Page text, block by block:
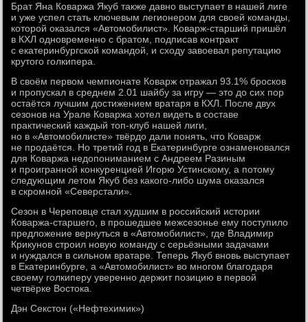
Брат Яна Коваржа Якуб также давно выступает в нашей лиге
и уже успел стать ключевым легионером для своей команды,
которой оказался «Автомобилист». Коварж-старший пришёл
в КХЛ одновременно с братом, подписав контракт
с екатеринбургской командой, и сходу завоевал репутацию
крутого голкипера.
В своём первом чемпионате Коварж отражал 93.1% бросков
и пропускал в среднем 2.01 шайбу за игру — это до сих пор
остаётся лучшим достижением вратаря в КХЛ. После двух
сезонов на Урале Коваржа хотел видеть в составе
практический каждый топ-клуб нашей лиги,
но в «Автомобилисте» твёрдо дали понять, что Коварж
не продаётся. Но третий год в Екатеринбурге ознаменовался
для Коваржа недопониманием с Андреем Разиным
и проигранной конкуренцией Игорю Устинскому, а потому
следующим летом Якуб без какого-либо шума оказался
в скромной «Северстали».
Сезон в Череповце стал худшим в российский истории
Коваржа-старшего, в прошедшее межсезонье ему поступило
предложение вернуться в «Автомобилист», где Владимир
Крикунов строил новую команду с серьёзными задачами
и нуждался в сильном вратаре. Теперь Якуб вновь выступает
в Екатеринбурге, а «Автомобилист» во многом благодаря
своему голкиперу уверенно держит позицию в первой
четвёрке Востока.
Дэн Секстон («Нефтехимик»)